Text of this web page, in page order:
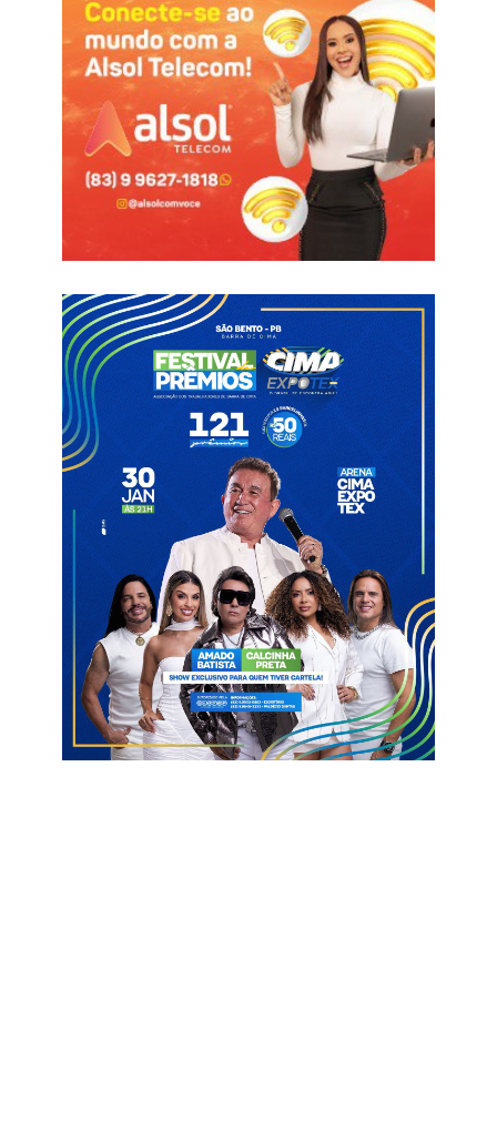
deputado federal, Pollyanna aparece com 1,5%, consolidando
sua presença entre os principais nomes da disputa e
reforçando o crescimento de sua pré-candidatura em um
cenário historicamente marcado pela predominância
masculina.
Para Pollyanna, o resultado representa o reconhecimento de
uma trajetória construída com diálogo, presença nos
municípios e compromisso com as pessoas.
com senso de responsabilidade. Mais do que um
reconhecimento ao trabalho que estamos realizando, a
pesquisa demonstra que existe espaço para uma política feita
com diálogo, proximidade e compromisso. Também reforça a
importância de ampliarmos a participação das mulheres nos
espaços de decisão. A Paraíba precisa voltar a ter uma voz
feminina na Câmara Federal”, declarou.
A pré-candidata destacou ainda que seguirá percorrendo o
estado, ouvindo a população e defendendo pautas voltadas ao
desenvolvimento da Paraíba.
“Minha caminhada sempre foi construída ao lado das pessoas,
conhecendo de perto a realidade de cada região e buscando
soluções para melhorar a vida da população. Quero
representar a Paraíba com seriedade, equilíbrio e
compromisso, trabalhando por mais oportunidades, inclusão,